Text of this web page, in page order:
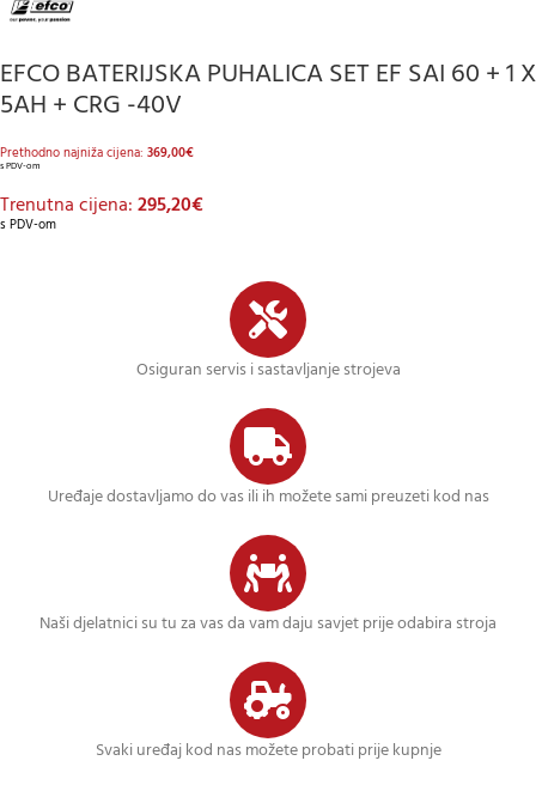
EFCO BATERIJSKA PUHALICA SET EF SAI 60 + 1 X
5AH + CRG -40V
Prethodno najniža cijena: 369,00€
s PDV-om
Trenutna cijena:295,20€
s PDV-om
Osiguran servis i sastavljanje strojeva
Uređaje dostavljamo do vas ili ih možete sami preuzeti kod nas
Naši djelatnici su tu za vas da vam daju savjet prije odabira stroja
Svaki uređaj kod nas možete probati prije kupnje